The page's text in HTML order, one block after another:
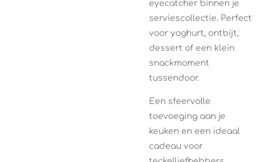
eyecatcher binnen je
serviescollectie. Perfect
voor yoghurt, ontbijt,
dessert of een klein
snackmoment
tussendoor.
Een sfeervolle
toevoeging aan je
keuken en een ideaal
cadeau voor